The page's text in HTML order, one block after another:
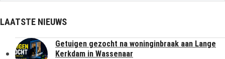
LAATSTE NIEUWS
Getuigen gezocht na woninginbraak aan Lange
Kerkdam in Wassenaar